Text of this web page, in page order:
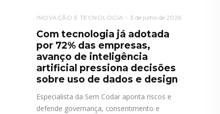
INOVAÇÃO E TECNOLOGIA 3 de julho de 2026
Com tecnologia já adotada
por 72% das empresas,
avanço de inteligência
artificial pressiona decisões
sobre uso de dados e design
Especialista da Sem Codar aponta riscos e
defende governança, consentimento e